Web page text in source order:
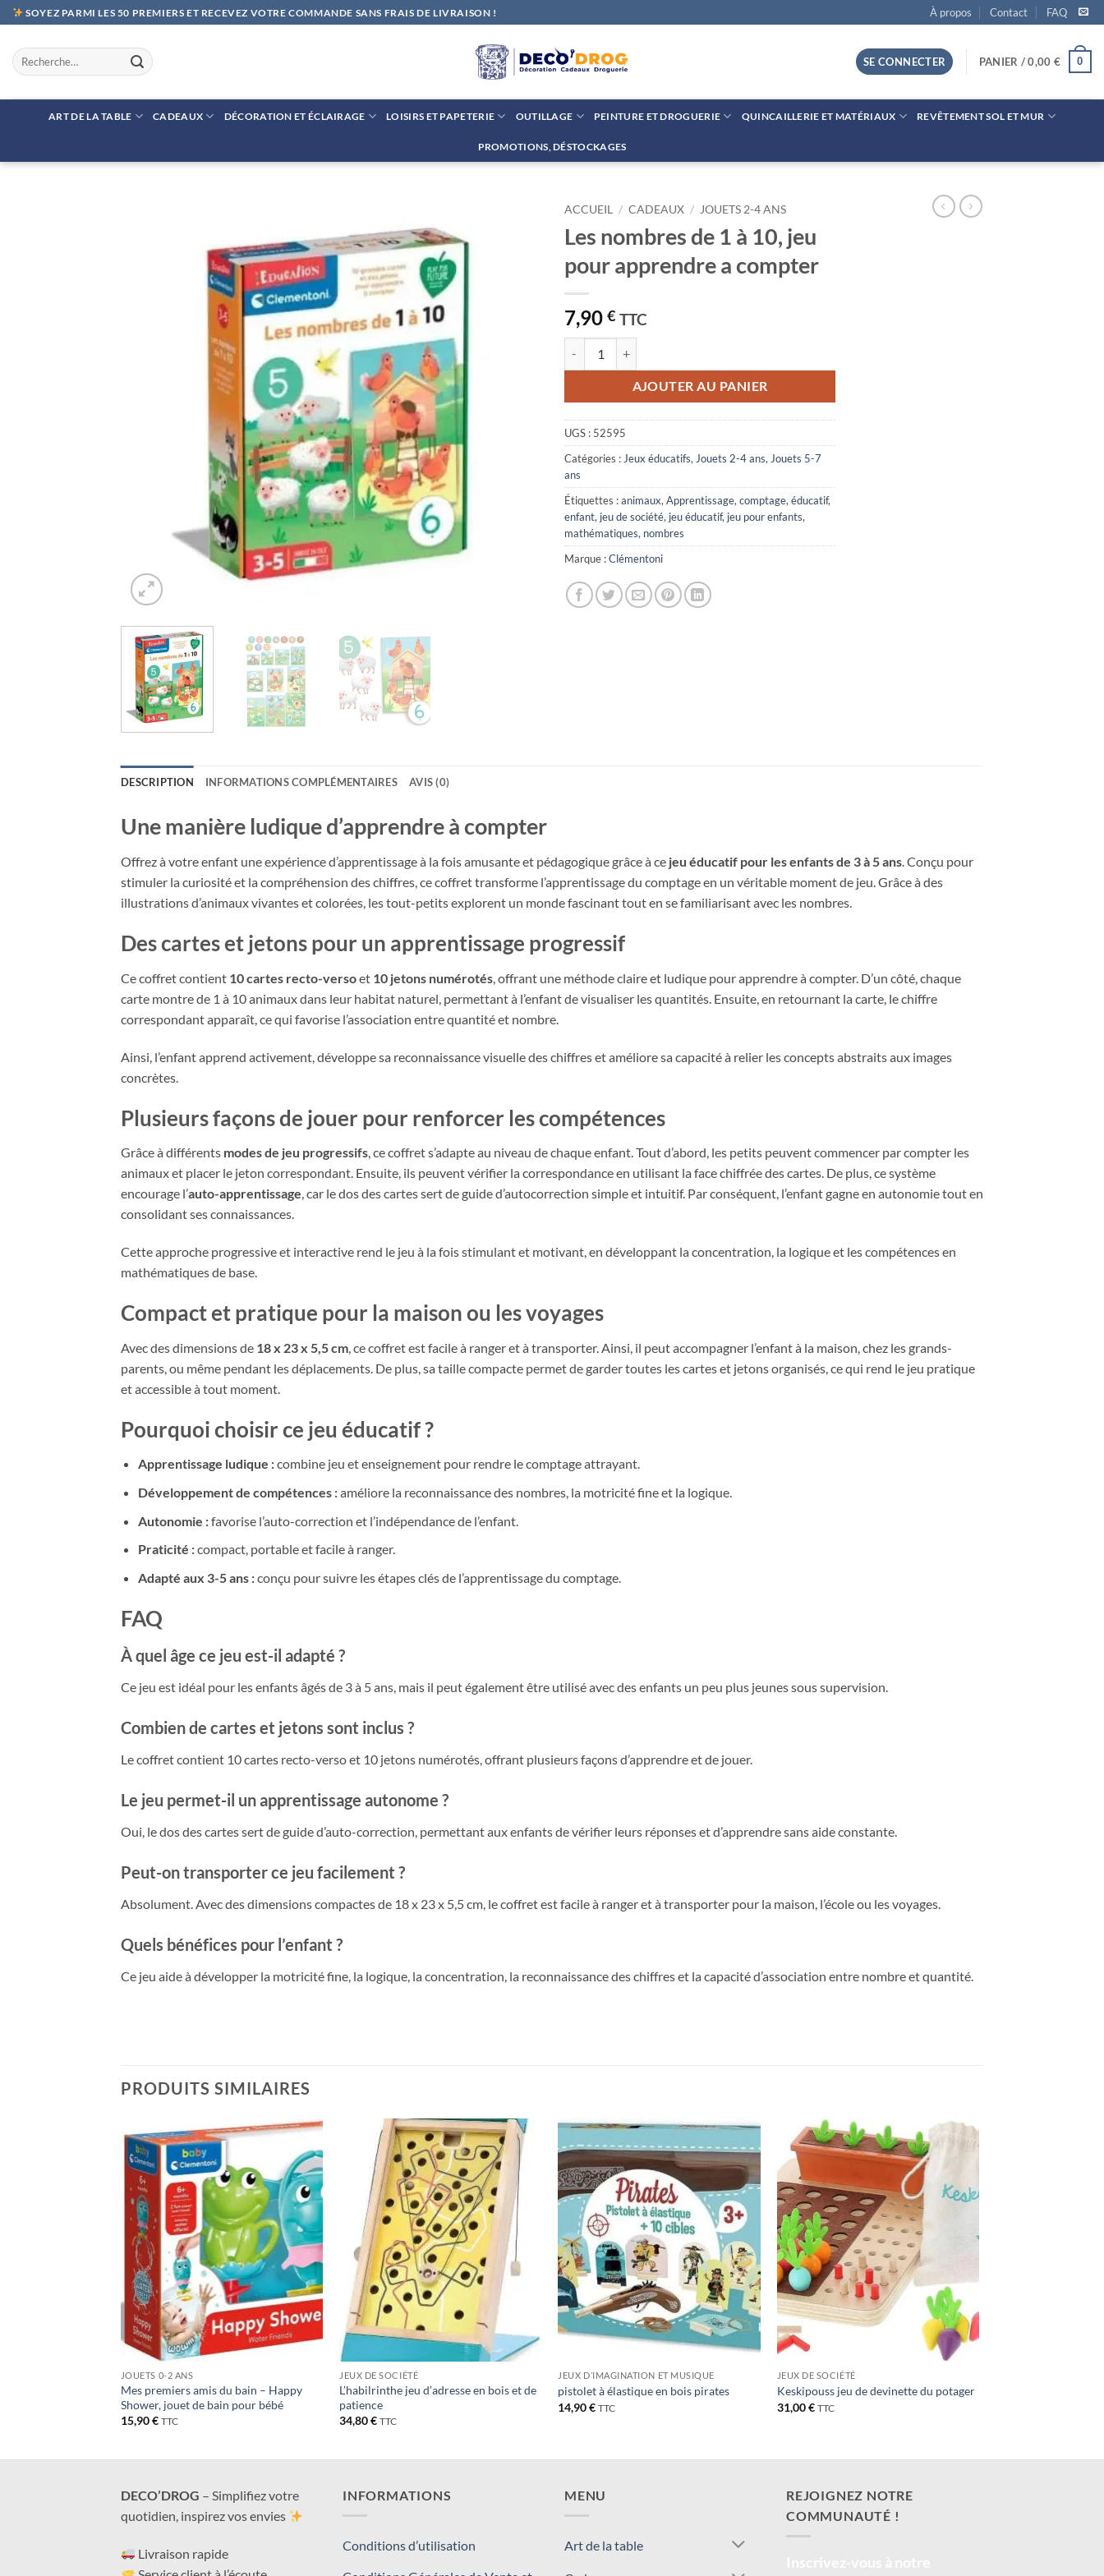
Passer
au
contenu
SOYEZ PARMI LES 50 PREMIERS ET RECEVEZ VOTRE COMMANDE SANS FRAIS DE LIVRAISON ! À propos Contact FAQ
Recherche
pour :
SE CONNECTER PANIER /0,00 € 0
ART DE LA TABLE CADEAUX DÉCORATION ET ÉCLAIRAGE LOISIRS ET PAPETERIE OUTILLAGE PEINTURE ET DROGUERIE QUINCAILLERIE ET MATÉRIAUX REVÊTEMENT SOL ET MUR
PROMOTIONS, DÉSTOCKAGES
ACCUEIL / CADEAUX / JOUETS 2-4 ANS
Les nombres de 1 à 10, jeu
pour apprendre a compter
7,90 € TTC
AJOUTER AU PANIER
UGS : 52595
Catégories : Jeux éducatifs, Jouets 2-4 ans, Jouets 5-7
ans
Étiquettes :animaux, Apprentissage, comptage, éducatif,
enfant, jeu de société, jeu éducatif, jeu pour enfants,
mathématiques, nombres
Marque :Clémentoni
DESCRIPTION INFORMATIONS COMPLÉMENTAIRES AVIS (0)
Une manière ludique d’apprendre à compter
Offrez à votre enfant une expérience d’apprentissage à la fois amusante et pédagogique grâce à ce jeu éducatif pour les enfants de 3 à 5 ans. Conçu pour
stimuler la curiosité et la compréhension des chiffres, ce coffret transforme l’apprentissage du comptage en un véritable moment de jeu. Grâce à des
illustrations d’animaux vivantes et colorées, les tout-petits explorent un monde fascinant tout en se familiarisant avec les nombres.
Des cartes et jetons pour un apprentissage progressif
Ce coffret contient 10 cartes recto-versoet 10 jetons numérotés, offrant une méthode claire et ludique pour apprendre à compter. D’un côté, chaque
carte montre de 1 à 10 animaux dans leur habitat naturel, permettant à l’enfant de visualiser les quantités. Ensuite, en retournant la carte, le chiffre
correspondant apparaît, ce qui favorise l’association entre quantité et nombre.
Ainsi, l’enfant apprend activement, développe sa reconnaissance visuelle des chiffres et améliore sa capacité à relier les concepts abstraits aux images
concrètes.
Plusieurs façons de jouer pour renforcer les compétences
Grâce à différents modes de jeu progressifs, ce coffret s’adapte au niveau de chaque enfant. Tout d’abord, les petits peuvent commencer par compter les
animaux et placer le jeton correspondant. Ensuite, ils peuvent vérifier la correspondance en utilisant la face chiffrée des cartes. De plus, ce système
encourage l’auto-apprentissage, car le dos des cartes sert de guide d’autocorrection simple et intuitif. Par conséquent, l’enfant gagne en autonomie tout en
consolidant ses connaissances.
Cette approche progressive et interactive rend le jeu à la fois stimulant et motivant, en développant la concentration, la logique et les compétences en
mathématiques de base.
Compact et pratique pour la maison ou les voyages
Avec des dimensions de 18 x 23 x 5,5 cm, ce coffret est facile à ranger et à transporter. Ainsi, il peut accompagner l’enfant à la maison, chez les grands-
parents, ou même pendant les déplacements. De plus, sa taille compacte permet de garder toutes les cartes et jetons organisés, ce qui rend le jeu pratique
et accessible à tout moment.
Pourquoi choisir ce jeu éducatif ?
Apprentissage ludique :combine jeu et enseignement pour rendre le comptage attrayant.
Développement de compétences :améliore la reconnaissance des nombres, la motricité fine et la logique.
Autonomie :favorise l’auto-correction et l’indépendance de l’enfant.
Praticité :compact, portable et facile à ranger.
Adapté aux 3-5 ans :conçu pour suivre les étapes clés de l’apprentissage du comptage.
FAQ
À quel âge ce jeu est-il adapté ?
Ce jeu est idéal pour les enfants âgés de 3 à 5 ans, mais il peut également être utilisé avec des enfants un peu plus jeunes sous supervision.
Combien de cartes et jetons sont inclus ?
Le coffret contient 10 cartes recto-verso et 10 jetons numérotés, offrant plusieurs façons d’apprendre et de jouer.
Le jeu permet-il un apprentissage autonome ?
Oui, le dos des cartes sert de guide d’auto-correction, permettant aux enfants de vérifier leurs réponses et d’apprendre sans aide constante.
Peut-on transporter ce jeu facilement ?
Absolument. Avec des dimensions compactes de 18 x 23 x 5,5 cm, le coffret est facile à ranger et à transporter pour la maison, l’école ou les voyages.
Quels bénéfices pour l’enfant ?
Ce jeu aide à développer la motricité fine, la logique, la concentration, la reconnaissance des chiffres et la capacité d’association entre nombre et quantité.
PRODUITS SIMILAIRES
Ajouter
à la liste
de
souhaits
JOUETS 0-2 ANS
Mes premiers amis du bain – Happy
Shower, jouet de bain pour bébé
15,90€ TTC
Ajouter
à la liste
de
souhaits
JEUX DE SOCIÉTÉ
L’habilrinthe jeu d’adresse en bois et de
patience
34,80€ TTC
Ajouter
de
souhaits
JEUX D’IMAGINATION ET MUSIQUE
pistolet à élastique en bois pirates
14,90€ TTC
de
souhaits
JEUX DE SOCIÉTÉ
Keskipouss jeu de devinette du potager
31,00€ TTC
DECO’DROG – Simplifiez votre
quotidien, inspirez vos envies
Livraison rapide
INFORMATIONS
Conditions d’utilisation
MENU
Art de la table
REJOIGNEZ NOTRE
COMMUNAUTÉ !